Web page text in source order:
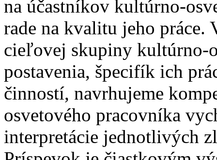
na účastníkov kultúrno-
rade na kvalitu jeho práce.
cieľovej skupiny kultúrno-
postavenia, špecifík ich
činností, navrhujeme
osvetového pracovníka
interpretácie jednotlivých